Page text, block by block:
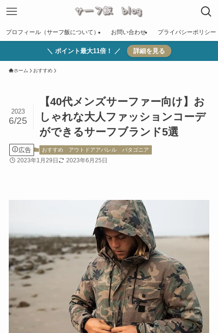
プロフィール（サーフ飯について） お問い合わせ プライバシーポリシー
＼ ポイント最大11倍！ ／ 詳細を見る
ホーム おすすめ
【40代メンズサーファー向け】お
しゃれな大人ファッションコーデ
ができるサーフブランド5選
2023
6/25
広告 おすすめ アウトドアアパレル パタゴニア
2023年1月29日 2023年6月25日